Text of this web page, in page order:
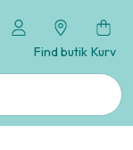
Find butik Kurv